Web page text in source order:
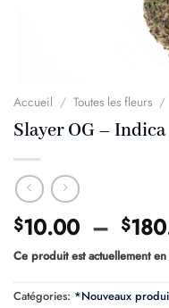
Accueil / Toutes les fleurs /
Slayer OG – Indica
$10.00 – $
Ce produit est actuellement
Catégories: *Nouveaux